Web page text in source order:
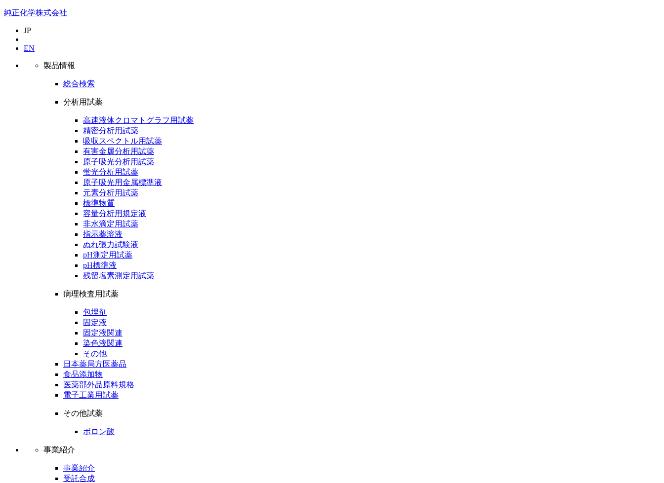
純正化学株式会社
JP
EN
製品情報
総合検索
分析用試薬
高速液体クロマトグラフ用試薬
精密分析用試薬
吸収スペクトル用試薬
有害金属分析用試薬
原子吸光分析用試薬
蛍光分析用試薬
原子吸光用金属標準液
元素分析用試薬
標準物質
容量分析用規定液
非水滴定用試薬
指示薬溶液
ぬれ張力試験液
pH測定用試薬
pH標準液
残留塩素測定用試薬
病理検査用試薬
包埋剤
固定液
固定液関連
染色液関連
その他
日本薬局方医薬品
食品添加物
医薬部外品原料規格
電子工業用試薬
その他試薬
ボロン酸
事業紹介
事業紹介
受託合成